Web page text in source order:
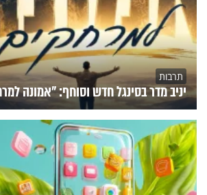
תרבות
יניב מדר בסינגל חדש וסוחף: "אמונה